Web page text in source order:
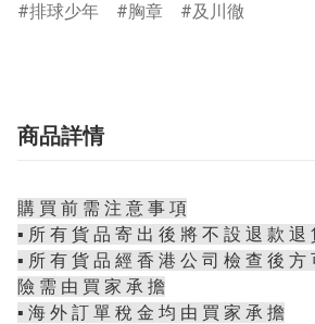
排球少年 胸章 及川徹
商品詳情
購 買 前 需 注 意 事 項
▪️ 所 有 貨 品 寄 出 後 將 不 設 退 款 退
▪️ 所 有 貨 品 經 香 港 公 司 檢 查 後 方
險 需 由 買 家 承 擔
▪️ 海 外 訂 單 稅 金 均 由 買 家 承 擔